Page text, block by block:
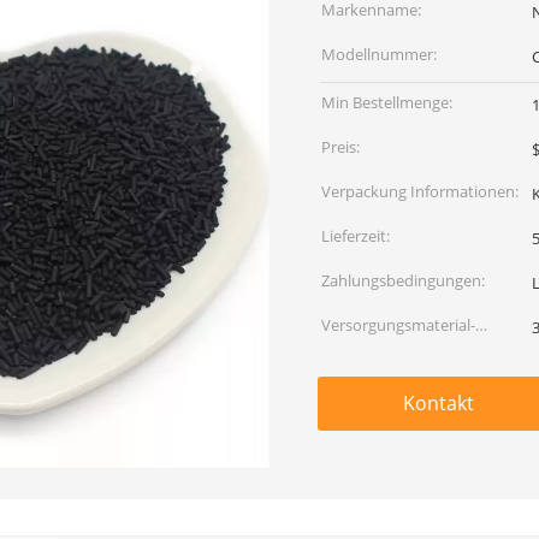
Markenname:
Modellnummer:
Min Bestellmenge:
Preis:
Verpackung Informationen:
Lieferzeit:
Zahlungsbedingungen:
Versorgungsmaterial-
Kontakt